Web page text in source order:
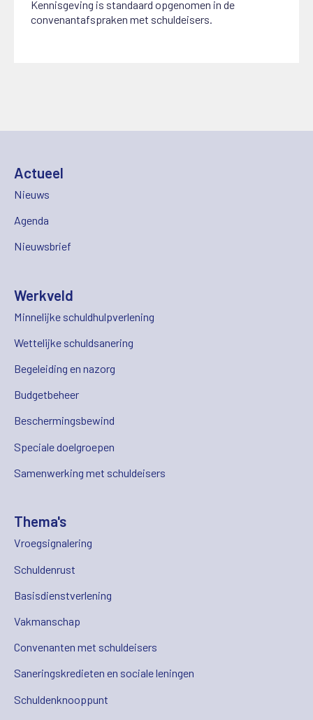
Kennisgeving is standaard opgenomen in de
convenantafspraken met schuldeisers.
Actueel
Nieuws
Agenda
Nieuwsbrief
Werkveld
Minnelijke schuldhulpverlening
Wettelijke schuldsanering
Begeleiding en nazorg
Budgetbeheer
Beschermingsbewind
Speciale doelgroepen
Samenwerking met schuldeisers
Thema's
Vroegsignalering
Schuldenrust
Basisdienstverlening
Vakmanschap
Convenanten met schuldeisers
Saneringskredieten en sociale leningen
Schuldenknooppunt